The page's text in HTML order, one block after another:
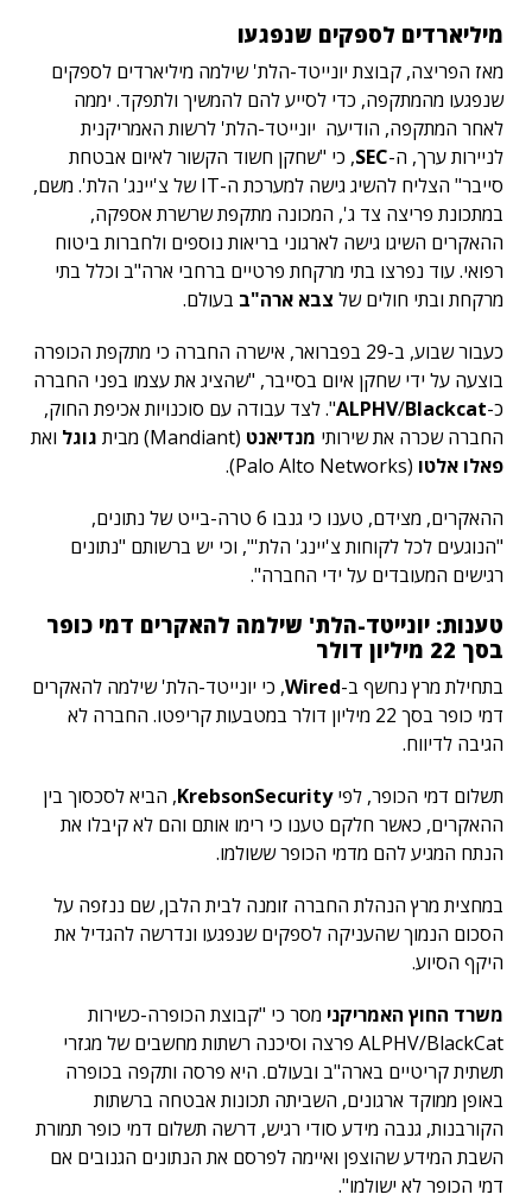
מיליארדים לספקים שנפגעו
מאז הפריצה, קבוצת יונייטד-הלת' שילמה מיליארדים לספקים
שנפגעו מהמתקפה, כדי לסייע להם להמשיך ולתפקד. יממה
לאחר המתקפה, הודיעה יונייטד-הלת' לרשות האמריקנית
לניירות ערך, ה-SEC, כי "שחקן חשוד הקשור לאיום אבטחת
סייבר" הצליח להשיג גישה למערכת ה-IT של צ'יינג' הלת'. משם,
במתכונת פריצה צד ג', המכונה מתקפת שרשרת אספקה,
ההאקרים השיגו גישה לארגוני בריאות נוספים ולחברות ביטוח
רפואי. עוד נפרצו בתי מרקחת פרטיים ברחבי ארה"ב וכלל בתי
מרקחת ובתי חולים של צבא ארה"ב בעולם.
כעבור שבוע, ב-29 בפברואר, אישרה החברה כי מתקפת הכופרה
בוצעה על ידי שחקן איום בסייבר, "שהציג את עצמו בפני החברה
כ-
ALPHV/Blackcat
". לצד עבודה עם סוכנויות אכיפת החוק,
החברה שכרה את שירותי מנדיאנט (Mandiant) מבית גוגל ואת
פאלו אלטו (Palo Alto Networks).
ההאקרים, מצידם, טענו כי גנבו 6 טרה-בייט של נתונים,
"הנוגעים לכל לקוחות צ'יינג' הלת'", וכי יש ברשותם "נתונים
רגישים המעובדים על ידי החברה".
טענות: יונייטד-הלת' שילמה להאקרים דמי כופר
בסך 22 מיליון דולר
בתחילת מרץ נחשף ב-Wired, כי יונייטד-הלת' שילמה להאקרים
דמי כופר בסך 22 מיליון דולר במטבעות קריפטו. החברה לא
הגיבה לדיווח.
תשלום דמי הכופר, לפיKrebsonSecurity, הביא לסכסוך בין
ההאקרים, כאשר חלקם טענו כי רימו אותם והם לא קיבלו את
הנתח המגיע להם מדמי הכופר ששולמו.
במחצית מרץ הנהלת החברה זומנה לבית הלבן, שם ננזפה על
הסכום הנמוך שהעניקה לספקים שנפגעו ונדרשה להגדיל את
היקף הסיוע.
משרד החוץ האמריקני מסר כי "קבוצת הכופרה-כשירות
ALPHV/BlackCat פרצה וסיכנה רשתות מחשבים של מגזרי
תשתית קריטיים בארה"ב ובעולם. היא פרסה ותקפה בכופרה
באופן ממוקד ארגונים, השביתה תכונות אבטחה ברשתות
הקורבנות, גנבה מידע סודי רגיש, דרשה תשלום דמי כופר תמורת
השבת המידע שהוצפן ואיימה לפרסם את הנתונים הגנובים אם
דמי הכופר לא ישולמו".